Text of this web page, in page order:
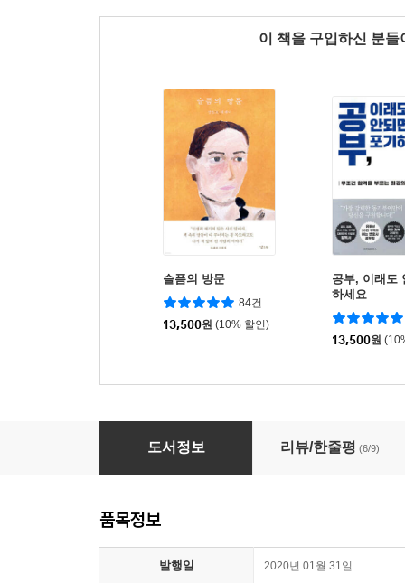
이 책을 구입하신 분
슬픔의 방문
84건
13,500원 (10% 할인)
공부, 이래도
하세요
13,500원
엄마의 죽음은 처음이니까
도서정보 리뷰/한줄평 (6/9)
품목정보
발행일 2020년 01월 31일